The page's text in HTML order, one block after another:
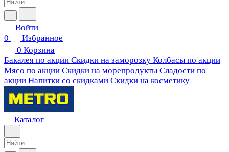
Войти
0
Избранное
0 Корзина
Бакалея по акции Скидки на заморозку Колбасы по акции
Мясо по акции Скидки на морепродукты Сладости по
акции Напитки со скидками Скидки на косметику
Каталог